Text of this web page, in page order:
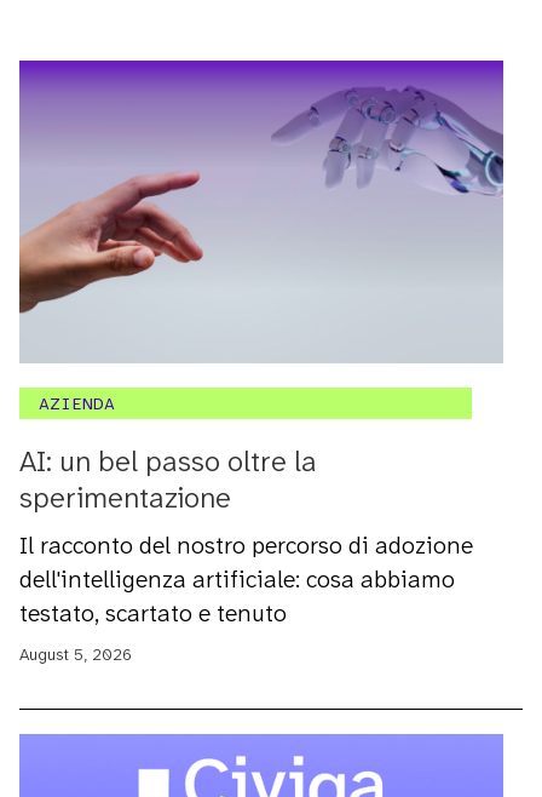
AZIENDA
AI: un bel passo oltre la
sperimentazione
Il racconto del nostro percorso di adozione
dell'intelligenza artificiale: cosa abbiamo
testato, scartato e tenuto
August 5, 2026